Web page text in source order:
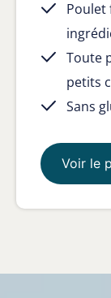
Poulet
Toute
petits
Sans
Voir le